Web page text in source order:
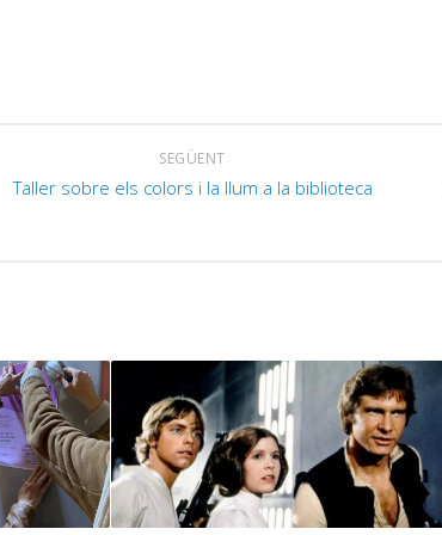
SEGÜENT
Taller sobre els colors i la llum a la biblioteca